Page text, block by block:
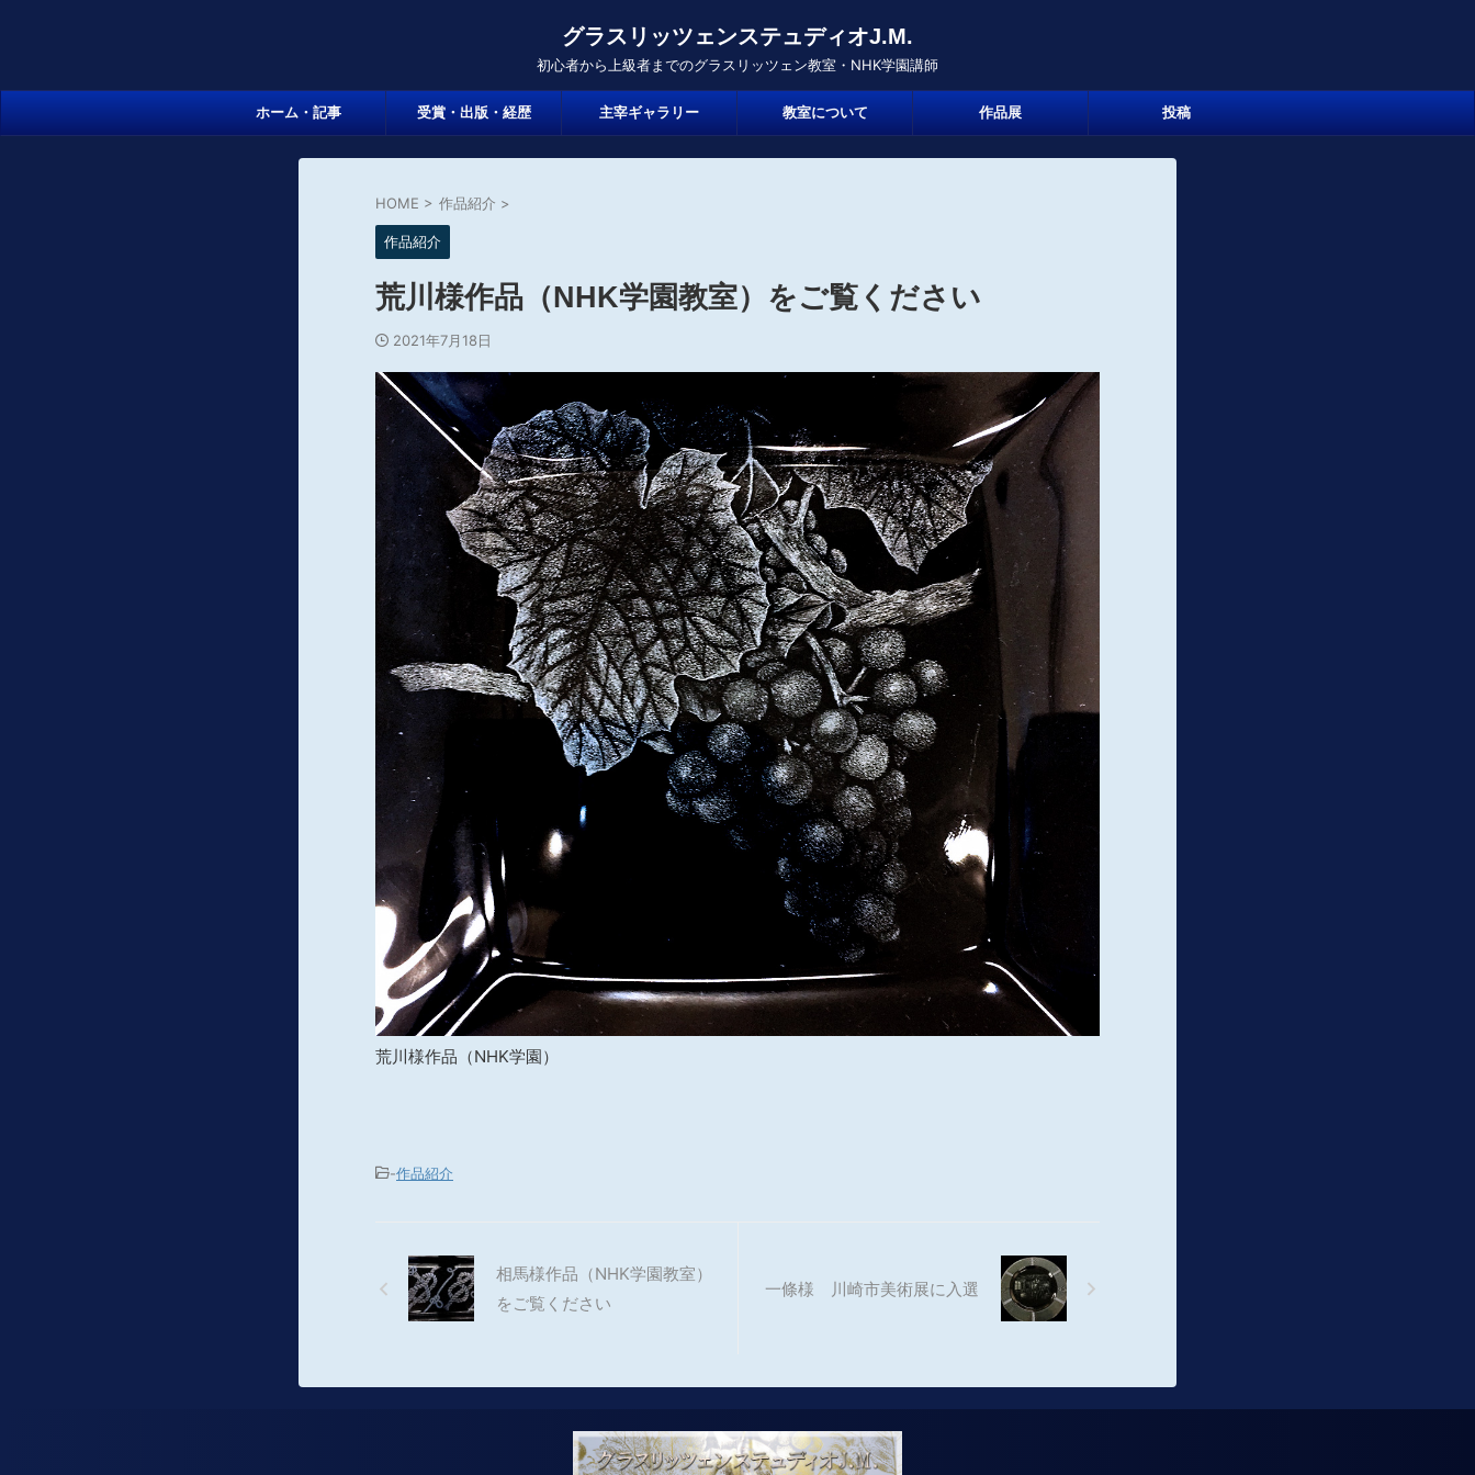
グラスリッツェンステュディオJ.M.
初心者から上級者までのグラスリッツェン教室・NHK学園講師
ホーム・記事 受賞・出版・経歴 主宰ギャラリー 教室について 作品展 投稿
HOME > 作品紹介 >
作品紹介
荒川様作品（NHK学園教室）をご覧ください
2021年7月18日
荒川様作品（NHK学園）
-作品紹介
相馬様作品（NHK学園教室）
をご覧ください
一條様 川崎市美術展に入選